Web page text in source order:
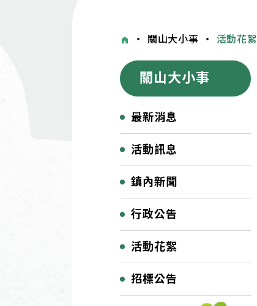
・ 關山大小事 ・ 活動花絮
關山大小事
最新消息
活動訊息
鎮內新聞
行政公告
活動花絮
招標公告